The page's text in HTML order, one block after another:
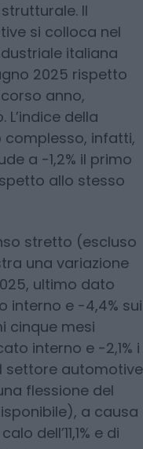
Il
si colloca nel
italiana
2025 rispetto
anno,
della
complesso, infatti,
a -1,2% il primo
allo stesso
stretto (escluso
una variazione
ultimo dato
interno e -4,4% sui
cinque mesi
interno e -2,1% i
settore automotive
flessione del
a causa
dell’11,1% e di